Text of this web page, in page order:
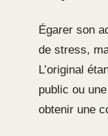
Égarer son
de stress,
L’original
public ou
obtenir une